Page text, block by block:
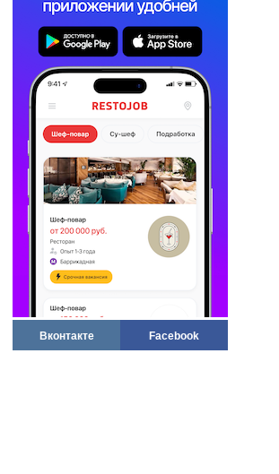
Вконтакте Facebook